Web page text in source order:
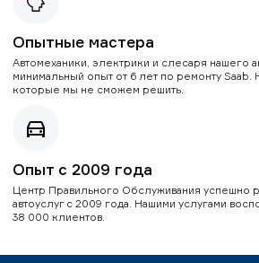
Опытные мастера
Автомеханики, электрики и слесаря нашего
минимальный опыт от 6 лет по ремонту Saab.
которые мы не сможем решить.
Опыт с 2009 года
Центр Правильного Обслуживания успешно
автоуслуг с 2009 года. Нашими услугами
38 000 клиентов.